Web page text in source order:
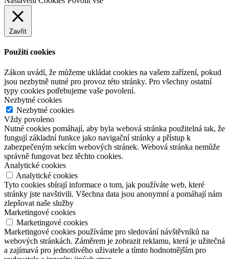
Zavřít
Použití cookies
Zákon uvádí, že můžeme ukládat cookies na vašem zařízení, pokud
jsou nezbytně nutné pro provoz této stránky. Pro všechny ostatní
typy cookies potřebujeme vaše povolení.
Nezbytné cookies
Nezbytné cookies
Vždy povoleno
Nutné cookies pomáhají, aby byla webová stránka použitelná tak, že
fungují základní funkce jako navigační stránky a přístup k
zabezpečeným sekcím webových stránek. Webová stránka nemůže
správně fungovat bez těchto cookies.
Analytické cookies
Analytické cookies
Tyto cookies sbírají informace o tom, jak používáte web, které
stránky jste navštivili. Všechna data jsou anonymní a pomáhají nám
zlepšovat naše služby
Marketingové cookies
Marketingové cookies
Marketingové cookies používáme pro sledování návštěvníků na
webových stránkách. Záměrem je zobrazit reklamu, která je užitečná
a zajímavá pro jednotlivého uživatele a tímto hodnotnějším pro